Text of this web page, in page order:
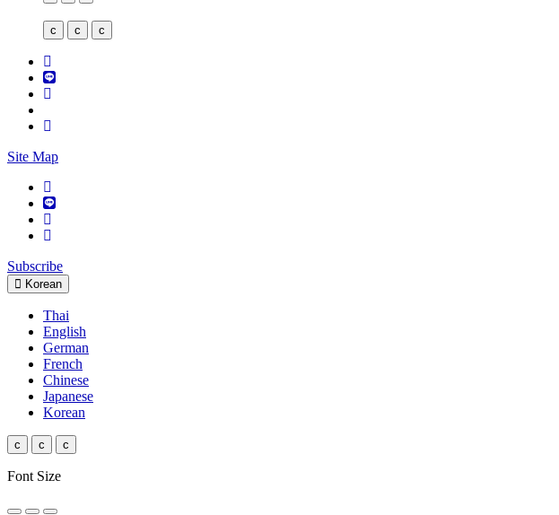
c c c
Site Map
Subscribe
Korean
Thai
English
German
French
Chinese
Japanese
Korean
c c c
Font Size